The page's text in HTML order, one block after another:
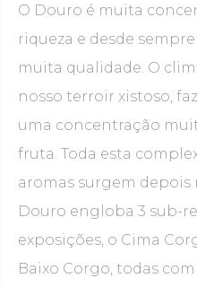
O Douro é muita
riqueza e desde
muita qualidade. O
nosso terroir xistoso,
uma concentração
fruta. Toda esta
aromas surgem depois
Douro engloba 3 sub-
exposições, o Cima
Baixo Corgo, todas